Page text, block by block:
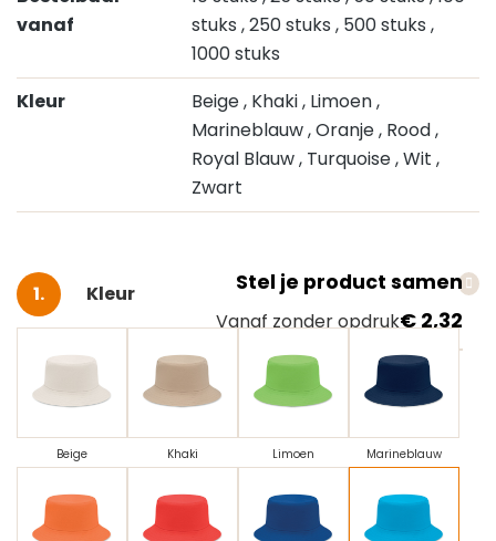
vanaf
stuks , 250 stuks , 500 stuks ,
1000 stuks
Kleur
Beige, Khaki, Limoen,
Marineblauw, Oranje, Rood,
Royal Blauw, Turquoise, Wit ,
Zwart
Stel je product samen
Vanaf zonder opdruk€ 2,32
Selecteer
Kleur
Beige Khaki Limoen Marineblauw